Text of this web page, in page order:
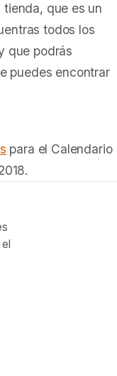
que es un
todos los
que podrás
puedes encontrar
para el Calendario